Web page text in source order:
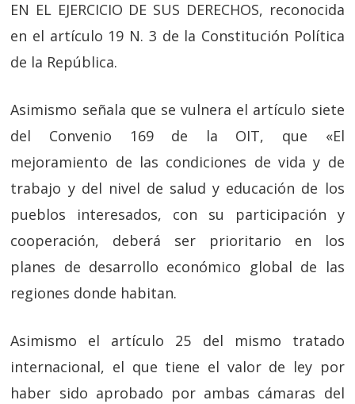
EN EL EJERCICIO DE SUS DERECHOS, reconocida
en el artículo 19 N. 3 de la Constitución Política
de la República.
Asimismo señala que se vulnera el artículo siete
del
Convenio 169 de la OIT, que «El
mejoramiento de las condiciones de vida y de
trabajo y del nivel de salud y educación de los
pueblos interesados,
con su participación y
cooperación, deberá ser prioritario en los
planes de desarrollo económico global de las
regiones donde habitan.
Asimismo el artículo 25 del mismo tratado
internacional, el que tiene el valor de ley por
haber sido aprobado por ambas cámaras del